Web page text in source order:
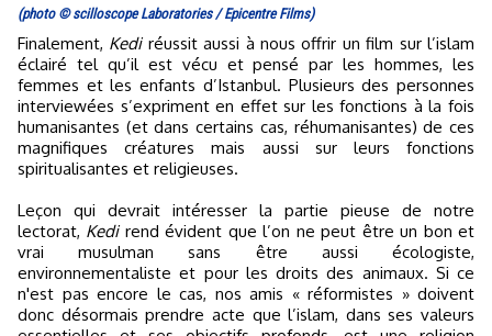
(photo © scilloscope Laboratories / Epicentre Films)
Finalement, Kediréussit aussi à nous offrir un film sur l’islam
éclairé tel qu’il est vécu et pensé par les hommes, les
femmes et les enfants d’Istanbul. Plusieurs des personnes
interviewées s’expriment en effet sur les fonctions à la fois
humanisantes (et dans certains cas, réhumanisantes) de ces
magnifiques créatures mais aussi sur leurs fonctions
spiritualisantes et religieuses.
Leçon qui devrait intéresser la partie pieuse de notre
lectorat, Kedirend évident que l’on ne peut être un bon et
vrai musulman sans être aussi écologiste,
environnementaliste et pour les droits des animaux. Si ce
n'est pas encore le cas, nos amis « réformistes » doivent
donc désormais prendre acte que l’islam, dans ses valeurs